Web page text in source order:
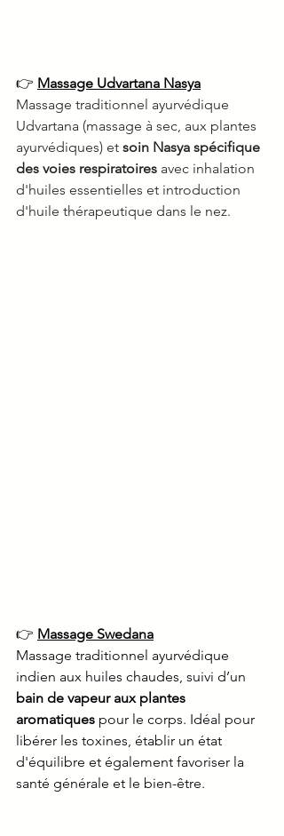
👉 Massage Udvartana Nasya
Massage traditionnel ayurvédique
Udvartana (massage à sec, aux plantes
ayurvédiques) et soin Nasya spécifique
des voies respiratoires avec inhalation
d'huiles essentielles et introduction
d'huile thérapeutique dans le nez​.
👉 Massage Swedana
Massage traditionnel ayurvédique
indien aux huiles chaudes, suivi d’un
bain de vapeur aux plantes
aromatiques pour le corps. Idéal pour
libérer les toxines, établir un état
d'équilibre et également favoriser la
santé générale et le bien-être.